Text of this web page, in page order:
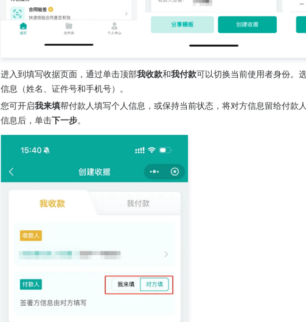
进入到填写收据页面，通过单击顶部我收款和我付款可以切换当前使用者身份。
信息（姓名、证件号和手机号）。
您可开启我来填帮付款人填写个人信息，或保持当前状态，将对方信息留给付款
信息后，单击下一步。